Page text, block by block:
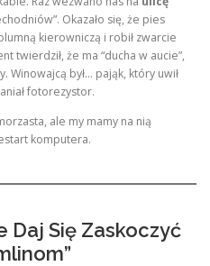
Okazało się, że pies
kierowniczą i robił zwarcie
twierdził, że ma “ducha w aucie”,
Winowajcą był… pająk, który uwił
fotorezystor.
ale my mamy na nią
komputera.
Daj Się Zaskoczyć